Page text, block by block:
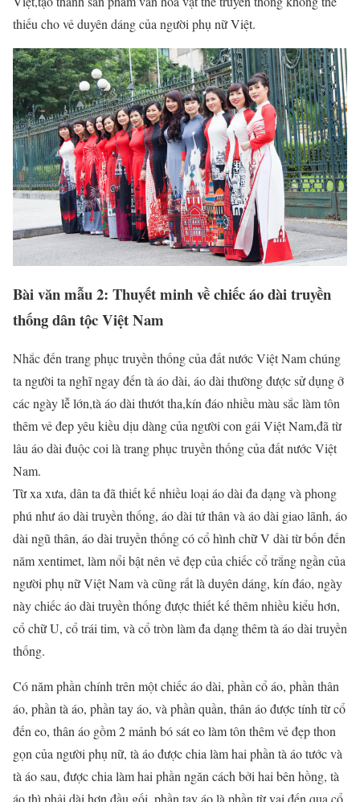
thiếu cho vẻ duyên dáng của người phụ nữ Việt.
Bài văn mẫu 2: Thuyết minh về chiếc áo dài truyền
thống dân tộc Việt Nam
Nhắc đến trang phục truyền thống của đất nước Việt Nam chúng
ta người ta nghĩ ngay đến tà áo dài, áo dài thường được sử dụng ở
các ngày lễ lớn,tà áo dài thướt tha,kín đáo nhiều màu sắc làm tôn
thêm vẻ đep yêu kiều dịu dàng của người con gái Việt Nam,đã từ
lâu áo dài đuộc coi là trang phục truyền thống của đất nước Việt
Nam.
Từ xa xưa, dân ta đã thiết kế nhiều loại áo dài đa dạng và phong
phú như áo dài truyền thống, áo dài tứ thân và áo dài giao lãnh, áo
dài ngũ thân, áo dài truyền thống có cổ hình chữ V dài từ bốn đến
năm xentimet, làm nổi bật nên vẻ đẹp của chiếc cổ trắng ngần của
người phụ nữ Việt Nam và cũng rất là duyên dáng, kín đáo, ngày
này chiếc áo dài truyền thống được thiết kế thêm nhiều kiểu hơn,
cổ chữ U, cổ trái tim, và cổ tròn làm đa dạng thêm tà áo dài truyền
thống.
Có năm phần chính trên một chiếc áo dài, phần cổ áo, phần thân
áo, phần tà áo, phần tay áo, và phần quần, thân áo được tính từ cổ
đến eo, thân áo gồm 2 mảnh bó sát eo làm tôn thêm vẻ đẹp thon
gọn của người phụ nữ, tà áo được chia làm hai phần tà áo tước và
tà áo sau, được chia làm hai phần ngăn cách bởi hai bên hồng, tà
áo thì phải dài hơn đầu gối, phần tay áo là phần từ vai đến qua cổ